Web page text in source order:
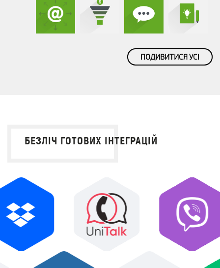
ПОДИВИТИСЯ УСІ
БЕЗЛІЧ ГОТОВИХ ІНТЕГРАЦІЙ